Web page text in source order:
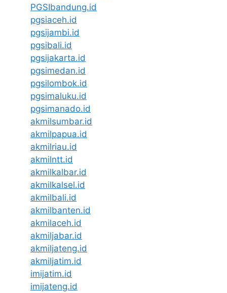
PGSIbandung.id
pgsiaceh.id
pgsijambi.id
pgsibali.id
pgsijakarta.id
pgsimedan.id
pgsilombok.id
pgsimaluku.id
pgsimanado.id
akmilsumbar.id
akmilpapua.id
akmilriau.id
akmilntt.id
akmilkalbar.id
akmilkalsel.id
akmilbali.id
akmilbanten.id
akmilaceh.id
akmiljabar.id
akmiljateng.id
akmiljatim.id
imijatim.id
imijateng.id